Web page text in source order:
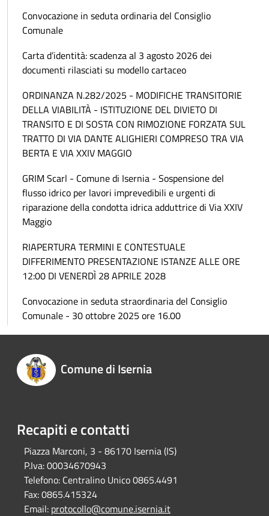
Convocazione in seduta ordinaria del Consiglio
Comunale
Carta d’identità: scadenza al 3 agosto 2026 dei
documenti rilasciati su modello cartaceo
ORDINANZA N.282/2025 - MODIFICHE TRANSITORIE
DELLA VIABILITÀ - ISTITUZIONE DEL DIVIETO DI
TRANSITO E DI SOSTA CON RIMOZIONE FORZATA SUL
TRATTO DI VIA DANTE ALIGHIERI COMPRESO TRA VIA
BERTA E VIA XXIV MAGGIO
GRIM Scarl - Comune di Isernia - Sospensione del
flusso idrico per lavori imprevedibili e urgenti di
riparazione della condotta idrica adduttrice di Via XXIV
Maggio
RIAPERTURA TERMINI E CONTESTUALE
DIFFERIMENTO PRESENTAZIONE ISTANZE ALLE ORE
12:00 DI VENERDÌ 28 APRILE 2028
Convocazione in seduta straordinaria del Consiglio
Comunale - 30 ottobre 2025 ore 16.00
Comune di Isernia
Recapiti e contatti
Piazza Marconi, 3 - 86170 Isernia (IS)
P.Iva:00034670943
Telefono: Centralino Unico 0865.4491
Fax:0865.415324
Email: protocollo@comune.isernia.it